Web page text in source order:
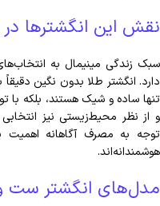
نقش این انگشترها
سبک زندگی مینیمال به
دارد. انگشتر طلا بدون نگین
تنها ساده و شیک هستند، بلکه با
و از نظر محیط‌زیستی نیز
توجه به مصرف آگاهانه اهمیت
هوشمندانه‌اند.
مدل‌های انگشتر ست